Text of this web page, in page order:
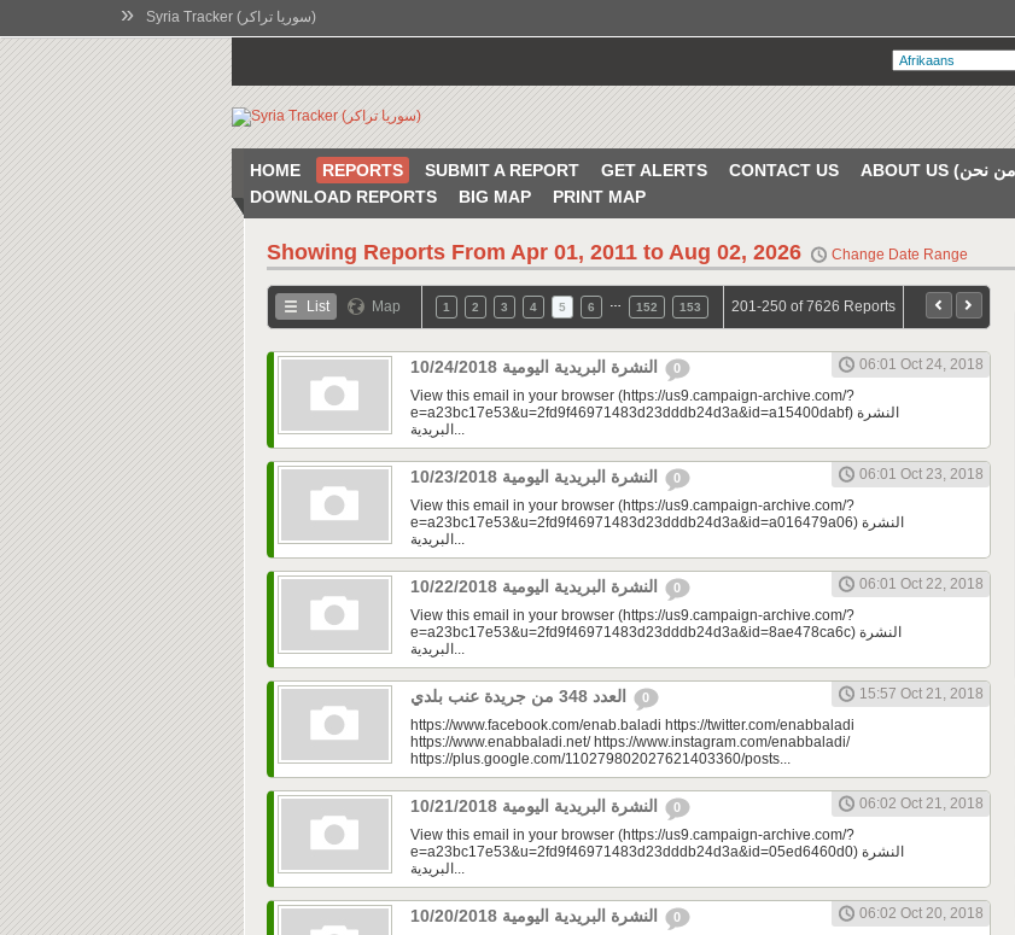
» Syria Tracker (سوريا تراكر)
HOME REPORTS SUBMIT A REPORT GET ALERTS CONTACT US
DOWNLOAD REPORTS
BIG MAP PRINT MAP
Showing Reports From Apr 01, 2011 to Aug 02, 2026 Change Date Range
List Map 1 2 3 4 5 6 152 153 201-250 of 7626 Reports
0
06:01 Oct 24, 2018
View this email in your browser (https://us9.campaign-archive.com/?
e=a23bc17e53&u=2fd9f46971483d23dddb24d3a&id=a15400dabf) النشرة
البريدية...
0
06:01 Oct 23, 2018
View this email in your browser (https://us9.campaign-archive.com/?
e=a23bc17e53&u=2fd9f46971483d23dddb24d3a&id=a016479a06) النشرة
البريدية...
0
06:01 Oct 22, 2018
View this email in your browser (https://us9.campaign-archive.com/?
e=a23bc17e53&u=2fd9f46971483d23dddb24d3a&id=8ae478ca6c) النشرة
البريدية...
0
15:57 Oct 21, 2018
https://www.facebook.com/enab.baladi https://twitter.com/enabbaladi
https://www.enabbaladi.net/ https://www.instagram.com/enabbaladi/
https://plus.google.com/110279802027621403360/posts...
0
06:02 Oct 21, 2018
View this email in your browser (https://us9.campaign-archive.com/?
e=a23bc17e53&u=2fd9f46971483d23dddb24d3a&id=05ed6460d0) النشرة
البريدية...
0
06:02 Oct 20, 2018